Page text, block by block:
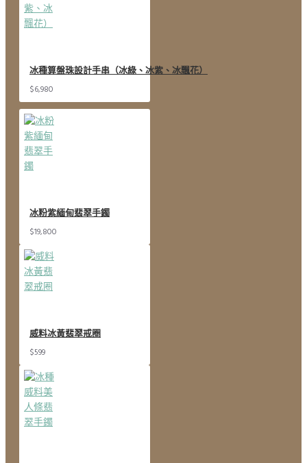
冰種算盤珠設計手串（冰綠、冰紫、冰飄花）
$6,980
冰粉紫緬甸翡翠手鐲
$19,800
威料冰黃翡翠戒圈
$599